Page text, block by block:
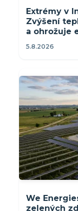
Extrémy v
Zvýšení
a ohrožuje
5.8.2026
We
zelených